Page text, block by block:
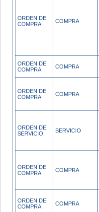
ORDEN DE
COMPRA
COMPRA
ORDEN DE
COMPRA
COMPRA
ORDEN DE
COMPRA
COMPRA
ORDEN DE
SERVICIO
SERVICIO
ORDEN DE
COMPRA
COMPRA
ORDEN DE
COMPRA
COMPRA